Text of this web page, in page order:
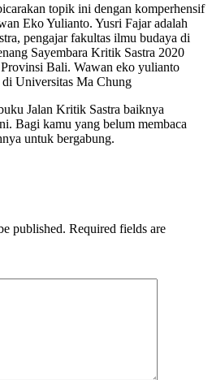
topik ini dengan komperhensif
Eko Yulianto. Yusri Fajar adalah
pengajar fakultas ilmu budaya di
Sayembara Kritik Sastra 2020
Bali. Wawan eko yulianto
di Universitas Ma Chung
Jalan Kritik Sastra baiknya
Bagi kamu yang belum membaca
untuk bergabung.
published. Required fields are